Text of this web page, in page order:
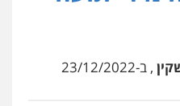
עורך דין פלילי
, ב-23/12/2022